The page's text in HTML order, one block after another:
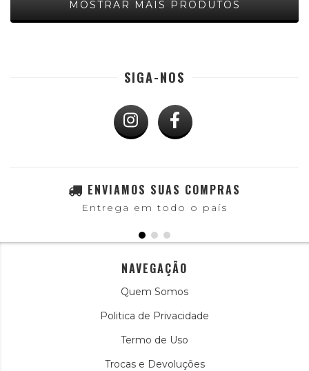
MOSTRAR MAIS PRODUTOS
SIGA-NOS
ENVIAMOS SUAS COMPRAS
Entrega em todo o país
NAVEGAÇÃO
Quem Somos
Politica de Privacidade
Termo de Uso
Trocas e Devoluções